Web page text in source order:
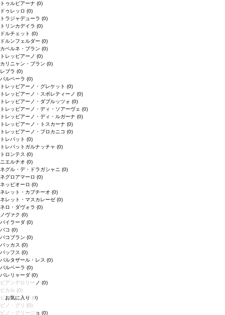
お気に入り
トゥルビアーナ (0)
ドゥレッロ (0)
トラジャデューラ (0)
トリンカデイラ (0)
ドルチェット (0)
ドルンフェルダー (0)
カベルネ・ブラン (0)
トレッビアーノ (0)
カリニャン・ブラン (0)
レブラ (0)
バルベーラ (0)
トレッビアーノ・グレケット (0)
トレッビアーノ・スポレティーノ (0)
トレッビアーノ・ダブルッツォ (0)
トレッビアーノ・ディ・ソアーヴェ (0)
トレッビアーノ・ディ・ルガーナ (0)
トレッビアーノ・トスカーナ (0)
トレッビアーノ・プロカニコ (0)
トレパット (0)
トレパットガルナッチャ (0)
トロンテス (0)
ニエルチオ (0)
ネグル・デ・ドラガシャニ (0)
ネグロアマーロ (0)
ネッビオーロ (0)
ネレット・カプチーオ (0)
ネレット・マスカレーゼ (0)
ネロ・ダヴォラ (0)
ノヴァク (0)
バイラーダ (0)
バコ (0)
バコブラン (0)
バッカス (0)
バッフス (0)
バルタザール・レス (0)
バルベーラ (0)
パレリャーダ (0)
ピアンデロリーノ (0)
ビカル (0)
ピニョレット (0)
ピノ・グリ (0)
ピノ・グリージョ (0)